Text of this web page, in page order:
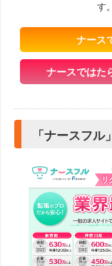
す。
ナース
ナースではた
「ナースフル